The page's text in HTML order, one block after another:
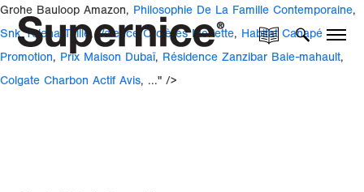
Grohe Bauloop Amazon, Philosophie De La Famille Contemporaine,
Snk Yelena Taille , Valence Orcières Merlette, Habitat Canapé
Promotion, Prix Maison Dubaï, Résidence Zanzibar Baie-mahault,
Colgate Charbon Actif Avis, ..." />